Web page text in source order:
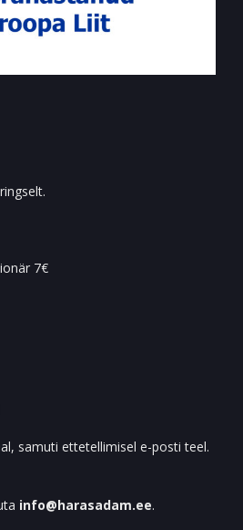
7€
samuti ettetellimisel e-posti teel.
info@harasadam.ee.